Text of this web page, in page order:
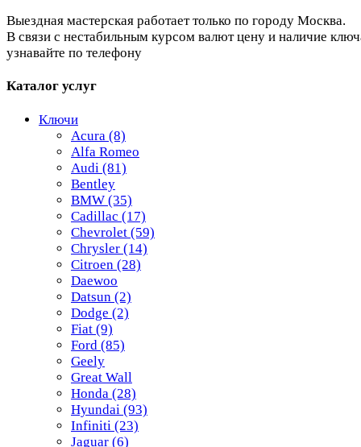
Выездная мастерская работает только по городу Москва.
В связи с нестабильным курсом валют цену и наличие
узнавайте по телефону
Каталог услуг
Ключи
Acura (8)
Alfa Romeo
Audi (81)
Bentley
BMW (35)
Cadillac (17)
Chevrolet (59)
Chrysler (14)
Citroen (28)
Daewoo
Datsun (2)
Dodge (2)
Fiat (9)
Ford (85)
Geely
Great Wall
Honda (28)
Hyundai (93)
Infiniti (23)
Jaguar (6)